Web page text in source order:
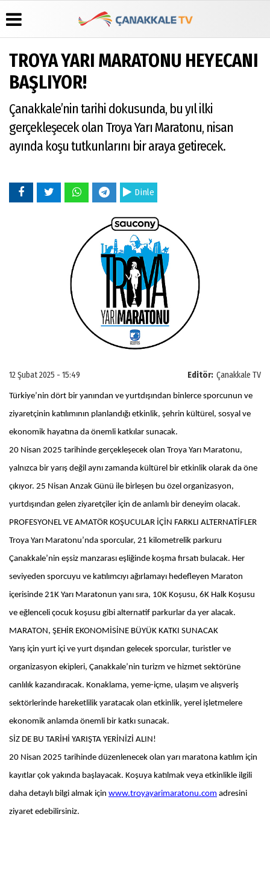
Üye Paneli
Haber
Arşivi
Arşivi
Günün
Haberleri
Gazete
Manşetleri
Anketler
Biyografiler
Video
Galeri
Foto
Çerez
Gizlilik
İlkeleri
TROYA YARI MARATONU HEYECANI
BAŞLIYOR!
Çanakkale’nin tarihi dokusunda, bu yıl ilki
gerçekleşecek olan Troya Yarı Maratonu, nisan
ayında koşu tutkunlarını bir araya getirecek.
Dinle
Editör: Çanakkale TV
12 Şubat 2025 - 15:49
Türkiye’nin dört bir yanından ve yurtdışından binlerce sporcunun ve
ziyaretçinin katılımının planlandığı etkinlik, şehrin kültürel, sosyal ve
ekonomik hayatına da önemli katkılar sunacak.
20 Nisan 2025 tarihinde gerçekleşecek olan Troya Yarı Maratonu,
yalnızca bir yarış değil aynı zamanda kültürel bir etkinlik olarak da öne
çıkıyor. 25 Nisan Anzak Günü ile birleşen bu özel organizasyon,
yurtdışından gelen ziyaretçiler için de anlamlı bir deneyim olacak.
PROFESYONEL VE AMATÖR KOŞUCULAR İÇİN FARKLI ALTERNATİFLER
Troya Yarı Maratonu’nda sporcular, 21 kilometrelik parkuru
Çanakkale’nin eşsiz manzarası eşliğinde koşma fırsatı bulacak. Her
seviyeden sporcuyu ve katılımcıyı ağırlamayı hedefleyen Maraton
içerisinde 21K Yarı Maratonun yanı sıra, 10K Koşusu, 6K Halk Koşusu
ve eğlenceli çocuk koşusu gibi alternatif parkurlar da yer alacak.
MARATON, ŞEHİR EKONOMİSİNE BÜYÜK KATKI SUNACAK
Yarış için yurt içi ve yurt dışından gelecek sporcular, turistler ve
organizasyon ekipleri, Çanakkale’nin turizm ve hizmet sektörüne
canlılık kazandıracak. Konaklama, yeme-içme, ulaşım ve alışveriş
sektörlerinde hareketlilik yaratacak olan etkinlik, yerel işletmelere
ekonomik anlamda önemli bir katkı sunacak.
SİZ DE BU TARİHİ YARIŞTA YERİNİZİ ALIN!
20 Nisan 2025 tarihinde düzenlenecek olan yarı maratona katılım için
kayıtlar çok yakında başlayacak. Koşuya katılmak veya etkinlikle ilgili
daha detaylı bilgi almak için www.troyayarimaratonu.com adresini
ziyaret edebilirsiniz.